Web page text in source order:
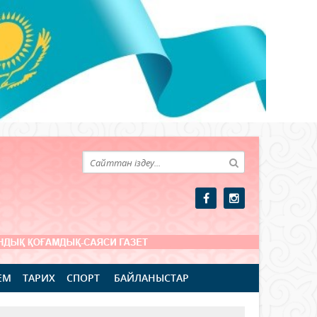
ТАРИХ СПОРТ БАЙЛАНЫСТАР